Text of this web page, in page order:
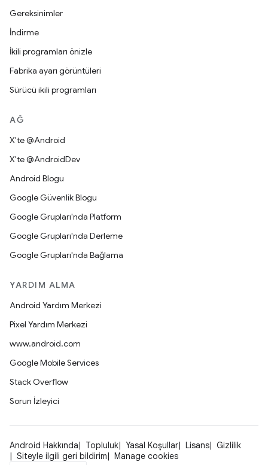
Gereksinimler
İndirme
İkili programları önizle
Fabrika ayarı görüntüleri
Sürücü ikili programları
AĞ
X'te @Android
X'te @AndroidDev
Android Blogu
Google Güvenlik Blogu
Google Grupları'nda Platform
Google Grupları'nda Derleme
Google Grupları'nda Bağlama
YARDIM ALMA
Android Yardım Merkezi
Pixel Yardım Merkezi
www.android.com
Google Mobile Services
Stack Overflow
Sorun İzleyici
Android Hakkında Topluluk Yasal Koşullar Lisans
Gizlilik
Siteyle ilgili geri bildirim
Manage cookies